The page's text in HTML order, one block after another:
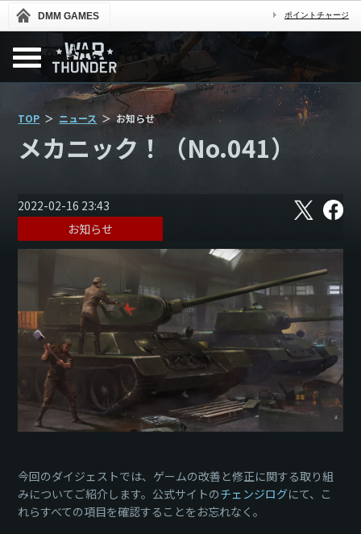
DMM GAMES ポイントチャージ
TOP ニュース お知らせ
メカニック！（No.041）
2022-02-16 23:43 X フ
ェ
ス
ブ
ッ
ク
お知らせ
今回のダイジェストでは、ゲームの改善と修正に関する取り組
みについてご紹介します。公式サイトのチェンジログにて、こ
れらすべての項目を確認することをお忘れなく。